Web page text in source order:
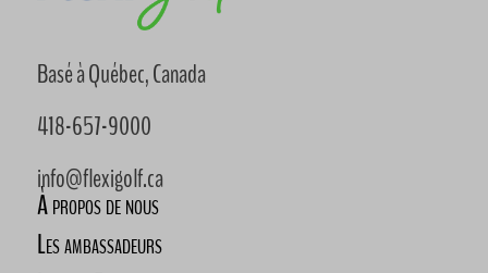
Basé à Québec, Canada
418-657-9000
info@flexigolf.ca
À propos de nous
Les ambassadeurs